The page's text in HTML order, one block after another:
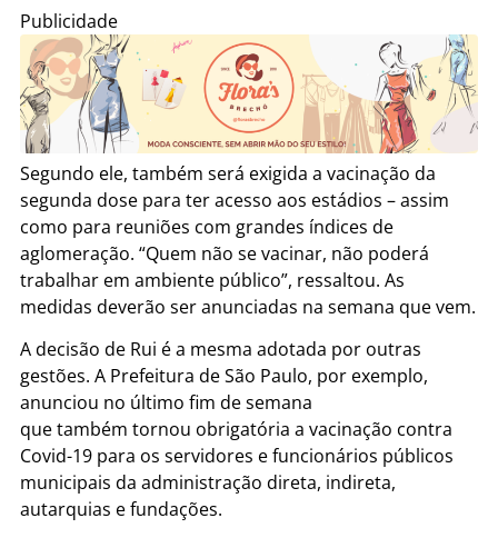
Publicidade
Segundo ele, também será exigida a vacinação da
segunda dose para ter acesso aos estádios – assim
como para reuniões com grandes índices de
aglomeração. “Quem não se vacinar, não poderá
trabalhar em ambiente público”, ressaltou. As
medidas deverão ser anunciadas na semana que vem.
A decisão de Rui é a mesma adotada por outras
gestões. A Prefeitura de São Paulo, por exemplo,
anunciou no último fim de semana
que também tornou obrigatória a vacinação contra
Covid-19 para os servidores e funcionários públicos
municipais da administração direta, indireta,
autarquias e fundações.